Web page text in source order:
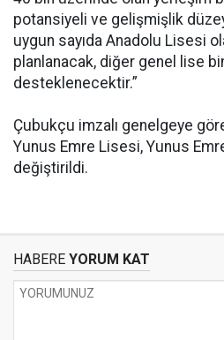
potansiyeli ve gelişmişlik
uygun sayıda Anadolu Lisesi
planlanacak, diğer genel lise
desteklenecektir.”
Çubukçu imzalı genelgeye
Yunus Emre Lisesi, Yunus
değiştirildi.
HABERE YORUM KAT